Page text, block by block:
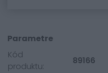
Parametre
Kód
produktu:
89166